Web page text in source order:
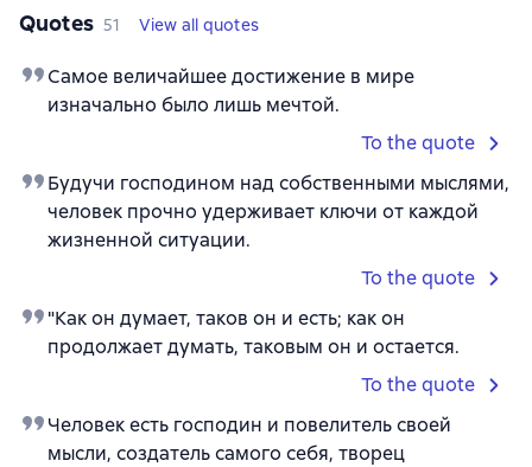
Quotes 51 View all quotes
Самое величайшее достижение в мире
изначально было лишь мечтой.
To the quote
Будучи господином над собственными мыслями,
человек прочно удерживает ключи от каждой
жизненной ситуации.
To the quote
"Как он думает, таков он и есть; как он
продолжает думать, таковым он и остается.
To the quote
Человек есть господин и повелитель своей
мысли, создатель самого себя, творец